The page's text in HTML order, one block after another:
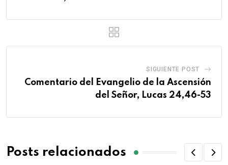
SIGUIENTE POST
Comentario del Evangelio de la Ascensión
del Señor, Lucas 24,46-53
Posts relacionados